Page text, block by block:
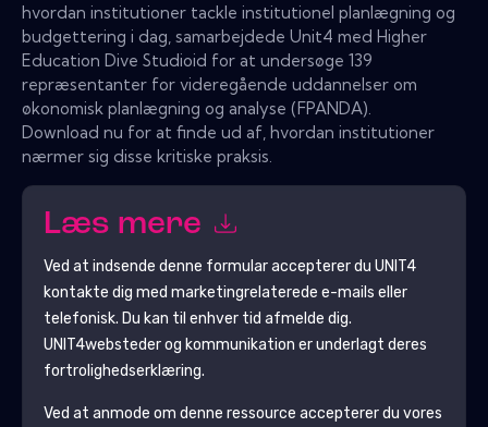
hvordan institutioner tackle institutionel planlægning og
budgettering i dag, samarbejdede Unit4 med Higher
Education Dive Studioid for at undersøge 139
repræsentanter for videregående uddannelser om
økonomisk planlægning og analyse (FPANDA).
Download nu for at finde ud af, hvordan institutioner
nærmer sig disse kritiske praksis.
Læs mere
Ved at indsende denne formular accepterer du UNIT4
kontakte dig med marketingrelaterede e-mails eller
telefonisk. Du kan til enhver tid afmelde dig.
UNIT4websteder og kommunikation er underlagt deres
fortrolighedserklæring.
Ved at anmode om denne ressource accepterer du vores